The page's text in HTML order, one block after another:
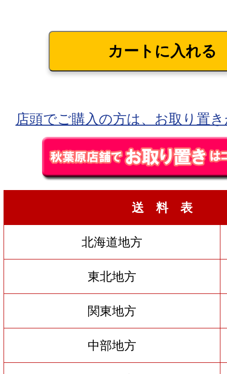
店頭でご購入の方は、お取り置
送 料 表
北海道地方
東北地方
関東地方
中部地方